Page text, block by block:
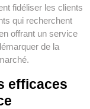
fidéliser les clients
qui recherchent
offrant un service
de la
efficaces